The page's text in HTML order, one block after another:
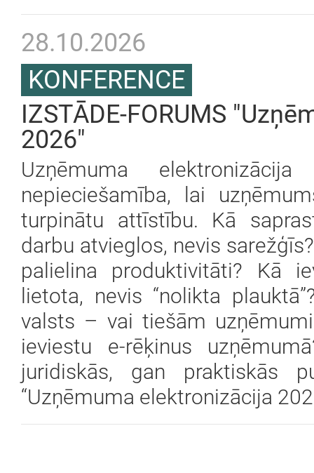
28.10.2026
KONFERENCE
IZSTĀDE-FORUMS
2026"
Uzņēmuma
nepieciešamība, lai
turpinātu attīstību. Kā
darbu atvieglos, nevis
palielina produktivitāti? Kā
lietota, nevis “nolikta
valsts – vai tiešām
ieviestu e-rēķinus
juridiskās, gan praktiskās
“Uzņēmuma elektronizācija